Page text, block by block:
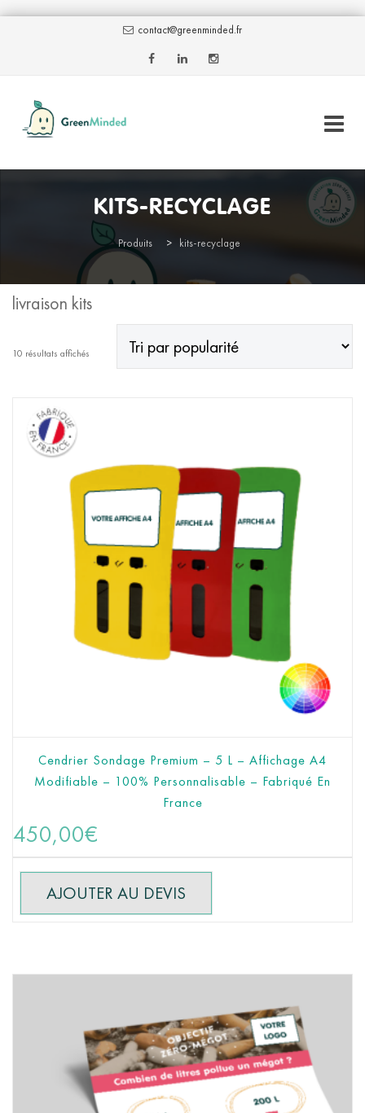
contact@greenminded.fr
KITS-RECYCLAGE
Produits > kits-recyclage
livraison kits
10 résultats affichés
Cendrier Sondage Premium – 5 L – Affichage A4
Modifiable – 100% Personnalisable – Fabriqué En
France
450,00€
AJOUTER AU DEVIS
AJOUTER AU PANIER